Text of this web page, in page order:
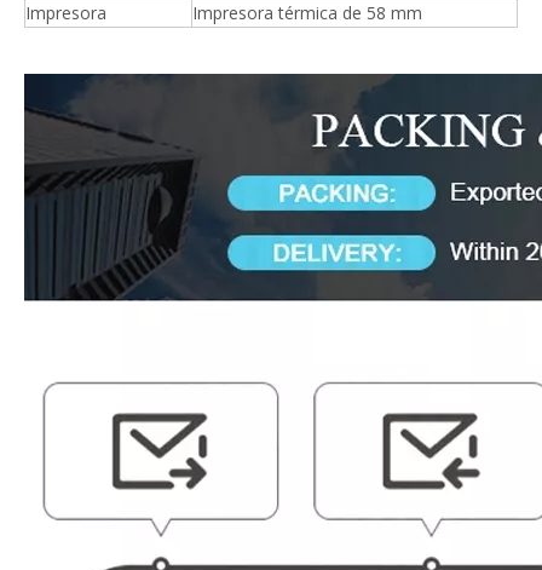
Impresora
Impresora térmica de 58 mm